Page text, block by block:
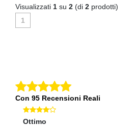
Visualizzati 1 su 2 (di 2 prodotti)
1
Con 95 Recensioni Reali
Ottimo